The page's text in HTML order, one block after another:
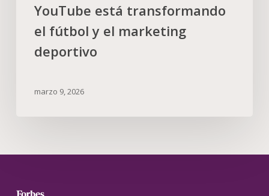
YouTube está transformando
el fútbol y el marketing
deportivo
marzo 9, 2026